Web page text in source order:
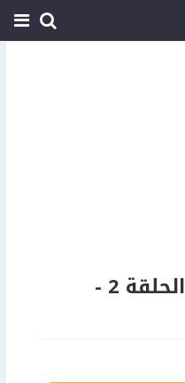
وطن ع وتر 2018 - الحلقة 2 -